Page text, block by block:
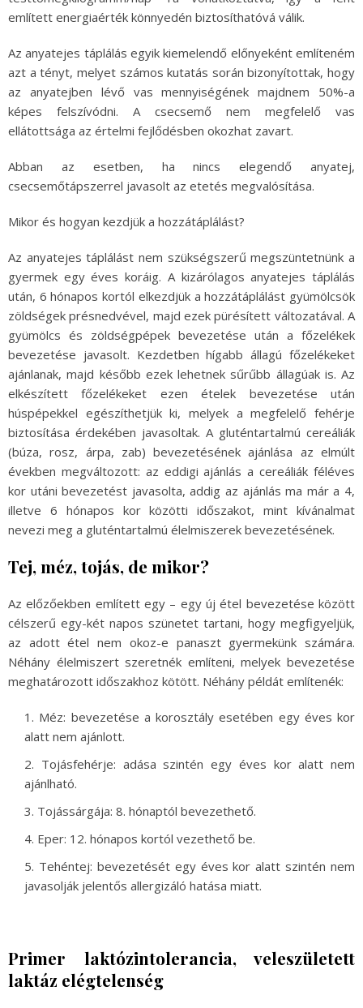
említett energiaérték könnyedén biztosíthatóvá válik.
Az anyatejes táplálás egyik kiemelendő előnyeként említeném
azt a tényt, melyet számos kutatás során bizonyítottak, hogy
az anyatejben lévő vas mennyiségének majdnem 50%-a
képes felszívódni. A csecsemő nem megfelelő vas
ellátottsága az értelmi fejlődésben okozhat zavart.
Abban az esetben, ha nincs elegendő anyatej,
csecsemőtápszerrel javasolt az etetés megvalósítása.
Mikor és hogyan kezdjük a hozzátáplálást?
Az anyatejes táplálást nem szükségszerű megszüntetnünk a
gyermek egy éves koráig. A kizárólagos anyatejes táplálás
után, 6 hónapos kortól elkezdjük a hozzátáplálást gyümölcsök
zöldségek présnedvével, majd ezek pürésített változatával. A
gyümölcs és zöldségpépek bevezetése után a főzelékek
bevezetése javasolt. Kezdetben hígabb állagú főzelékeket
ajánlanak, majd később ezek lehetnek sűrűbb állagúak is. Az
elkészített főzelékeket ezen ételek bevezetése után
húspépekkel egészíthetjük ki, melyek a megfelelő fehérje
biztosítása érdekében javasoltak. A gluténtartalmú cereáliák
(búza, rosz, árpa, zab) bevezetésének ajánlása az elmúlt
években megváltozott: az eddigi ajánlás a cereáliák féléves
kor utáni bevezetést javasolta, addig az ajánlás ma már a 4,
illetve 6 hónapos kor közötti időszakot, mint kívánalmat
nevezi meg a gluténtartalmú élelmiszerek bevezetésének.
Tej, méz, tojás, de mikor?
Az előzőekben említett egy – egy új étel bevezetése között
célszerű egy-két napos szünetet tartani, hogy megfigyeljük,
az adott étel nem okoz-e panaszt gyermekünk számára.
Néhány élelmiszert szeretnék említeni, melyek bevezetése
meghatározott időszakhoz kötött. Néhány példát említenék:
Méz: bevezetése a korosztály esetében egy éves kor
alatt nem ajánlott.
Tojásfehérje: adása szintén egy éves kor alatt nem
ajánlható.
Tojássárgája: 8. hónaptól bevezethető.
Eper: 12. hónapos kortól vezethető be.
Tehéntej: bevezetését egy éves kor alatt szintén nem
javasolják jelentős allergizáló hatása miatt.
Primer laktózintolerancia, veleszületett
laktáz elégtelenség